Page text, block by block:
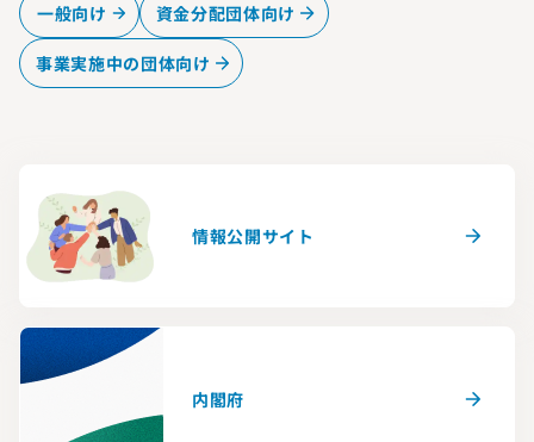
一般向け 資金分配団体向け
事業実施中の団体向け
情報公開サイト
内閣府